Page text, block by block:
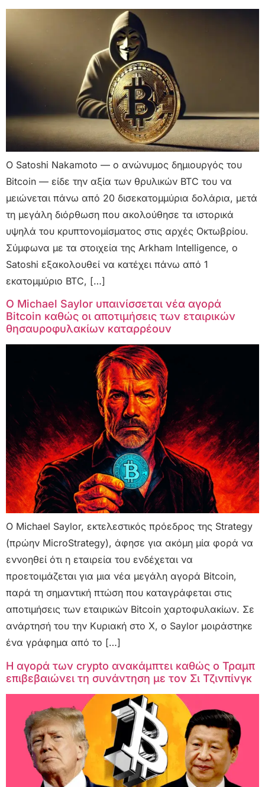
Ο Satoshi Nakamoto — ο ανώνυμος δημιουργός του
Bitcoin — είδε την αξία των θρυλικών BTC του να
μειώνεται πάνω από 20 δισεκατομμύρια δολάρια, μετά
τη μεγάλη διόρθωση που ακολούθησε τα ιστορικά
υψηλά του κρυπτονομίσματος στις αρχές Οκτωβρίου.
Σύμφωνα με τα στοιχεία της Arkham Intelligence, ο
Satoshi εξακολουθεί να κατέχει πάνω από 1
εκατομμύριο BTC, […]
Ο Michael Saylor υπαινίσσεται νέα αγορά
Bitcoin καθώς οι αποτιμήσεις των εταιρικών
θησαυροφυλακίων καταρρέουν
Ο Michael Saylor, εκτελεστικός πρόεδρος της Strategy
(πρώην MicroStrategy), άφησε για ακόμη μία φορά να
εννοηθεί ότι η εταιρεία του ενδέχεται να
προετοιμάζεται για μια νέα μεγάλη αγορά Bitcoin,
παρά τη σημαντική πτώση που καταγράφεται στις
αποτιμήσεις των εταιρικών Bitcoin χαρτοφυλακίων. Σε
ανάρτησή του την Κυριακή στο X, o Saylor μοιράστηκε
ένα γράφημα από το […]
Η αγορά των crypto ανακάμπτει καθώς ο Τραμπ
επιβεβαιώνει τη συνάντηση με τον Σι Τζινπίνγκ